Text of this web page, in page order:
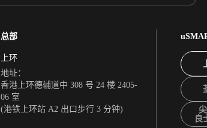
总部
上环
地址：
香港上环德辅道中 308 号 24 楼 2405-
06 室
(港铁上环站 A2 出口步行 3 分钟)
良